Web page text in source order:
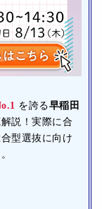
を誇る早稲田
説！実際に合
型選抜に向け